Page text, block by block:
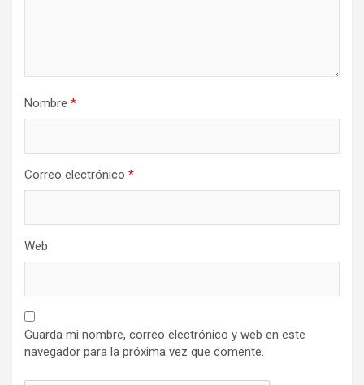
Nombre *
Correo electrónico *
Web
Guarda mi nombre, correo electrónico y web en este
navegador para la próxima vez que comente.